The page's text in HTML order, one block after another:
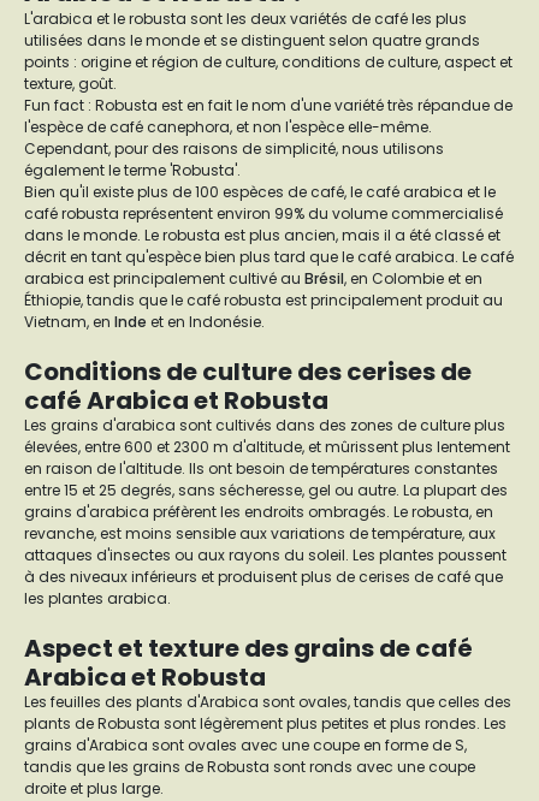
L'arabica et le robusta sont les deux variétés de café les plus
utilisées dans le monde et se distinguent selon quatre grands
points : origine et région de culture, conditions de culture, aspect et
texture, goût.
Fun fact : Robusta est en fait le nom d'une variété très répandue de
l'espèce de café canephora, et non l'espèce elle-même.
Cependant, pour des raisons de simplicité, nous utilisons
également le terme 'Robusta'.
Bien qu'il existe plus de 100 espèces de café, le café arabica et le
café robusta représentent environ 99% du volume commercialisé
dans le monde. Le robusta est plus ancien, mais il a été classé et
décrit en tant qu'espèce bien plus tard que le café arabica. Le café
arabica est principalement cultivé au Brésil, en Colombie et en
Éthiopie, tandis que le café robusta est principalement produit au
Vietnam, en Inde et en Indonésie.
Conditions de culture des cerises de
café Arabica et Robusta
Les grains d'arabica sont cultivés dans des zones de culture plus
élevées, entre 600 et 2300 m d'altitude, et mûrissent plus lentement
en raison de l'altitude. Ils ont besoin de températures constantes
entre 15 et 25 degrés, sans sécheresse, gel ou autre. La plupart des
grains d'arabica préfèrent les endroits ombragés. Le robusta, en
revanche, est moins sensible aux variations de température, aux
attaques d'insectes ou aux rayons du soleil. Les plantes poussent
à des niveaux inférieurs et produisent plus de cerises de café que
les plantes arabica.
Aspect et texture des grains de café
Arabica et Robusta
Les feuilles des plants d'Arabica sont ovales, tandis que celles des
plants de Robusta sont légèrement plus petites et plus rondes. Les
grains d'Arabica sont ovales avec une coupe en forme de S,
tandis que les grains de Robusta sont ronds avec une coupe
droite et plus large.